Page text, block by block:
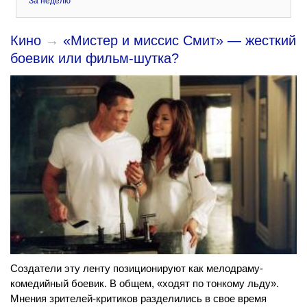
Кино → «Мистер и миссис Смит» — жесткий
боевик или фильм-шутка?
Создатели эту ленту позиционируют как мелодраму-
комедийный боевик. В общем, «ходят по тонкому льду».
Мнения зрителей-критиков разделились в свое время